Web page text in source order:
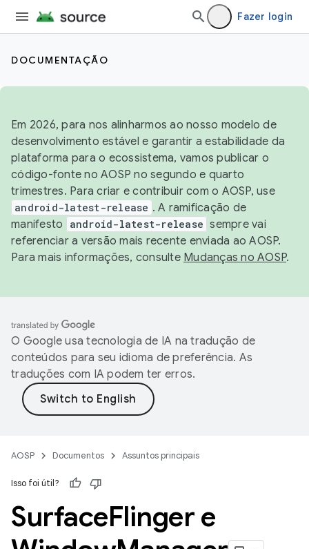
Fazer login
DOCUMENTAÇÃO
Em 2026, para nos alinharmos ao nosso modelo de
desenvolvimento estável e garantir a estabilidade da
plataforma para o ecossistema, vamos publicar o
código-fonte no AOSP no segundo e quarto
trimestres. Para criar e contribuir com o AOSP, use
android-latest-release . A ramificação de
manifesto
android-latest-release sempre vai
referenciar a versão mais recente enviada ao AOSP.
Para mais informações, consulte Mudanças no AOSP.
O Google usa tecnologia de IA na tradução de
conteúdos para seu idioma de preferência. As
traduções com IA podem ter erros.
AOSP Documentos Assuntos principais
Isso foi útil?
SurfaceFlinger e